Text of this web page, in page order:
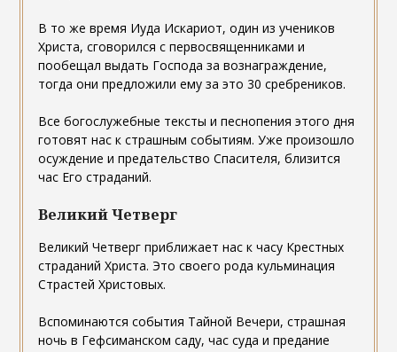
В то же время Иуда Искариот, один из учеников
Христа, сговорился с первосвященниками и
пообещал выдать Господа за вознаграждение,
тогда они предложили ему за это 30 сребреников.
Все богослужебные тексты и песнопения этого дня
готовят нас к страшным событиям. Уже произошло
осуждение и предательство Спасителя, близится
час Его страданий.
Великий Четверг
Великий Четверг приближает нас к часу Крестных
страданий Христа. Это своего рода кульминация
Страстей Христовых.
Вспоминаются события Тайной Вечери, страшная
ночь в Гефсиманском саду, час суда и предание